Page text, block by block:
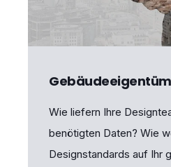
Wie liefern Ihre
benötigten Daten? Wie
Designstandards auf Ihr